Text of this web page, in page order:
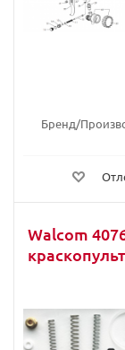
Бренд/
Walcom